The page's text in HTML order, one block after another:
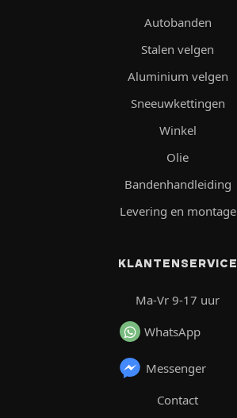
Autobanden
Stalen velgen
Aluminium velgen
Sneeuwkettingen
Winkel
Olie
Bandenhandleiding
Levering en montage
KLANTENSERVICE
Ma-Vr 9-17 uur
WhatsApp
Messenger
Contact